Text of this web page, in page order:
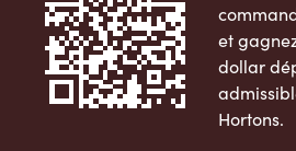
et
dollar
Hortons.